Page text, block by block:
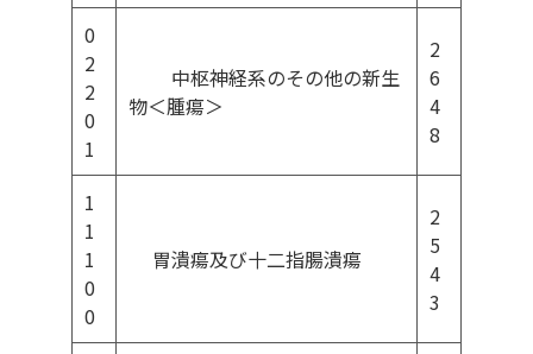
0
2
2
0
1
中枢神経系のその他の新生
物＜腫瘍＞
2
6
4
8
1
1
1
0
0
胃潰瘍及び十二指腸潰瘍
2
5
4
3